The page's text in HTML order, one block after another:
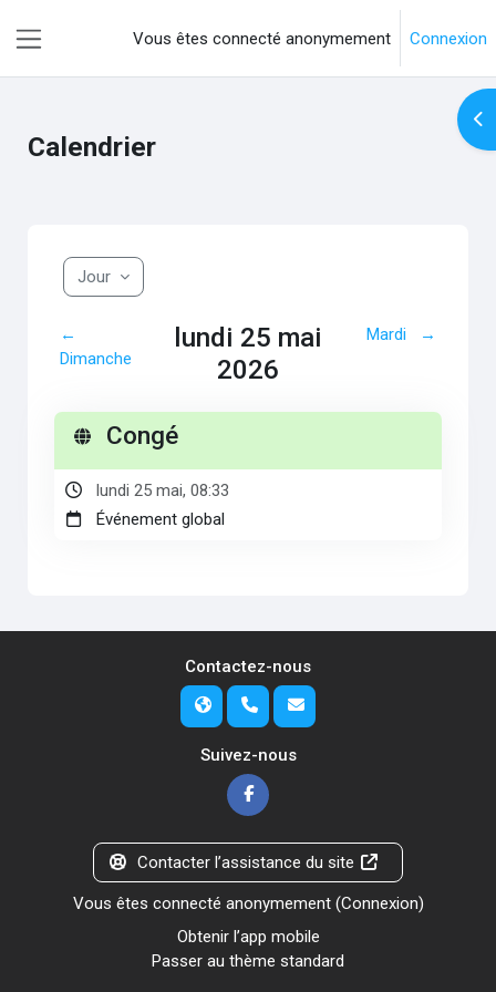
Vous êtes connecté anonymement Connexion
Calendrier
Jour
←
Dimanche
lundi 25 mai
2026
Mardi →
Congé
lundi 25 mai, 08:33
Événement global
Contactez-nous
Suivez-nous
Contacter l’assistance du site
Vous êtes connecté anonymement (Connexion)
Obtenir l’app mobile
Passer au thème standard